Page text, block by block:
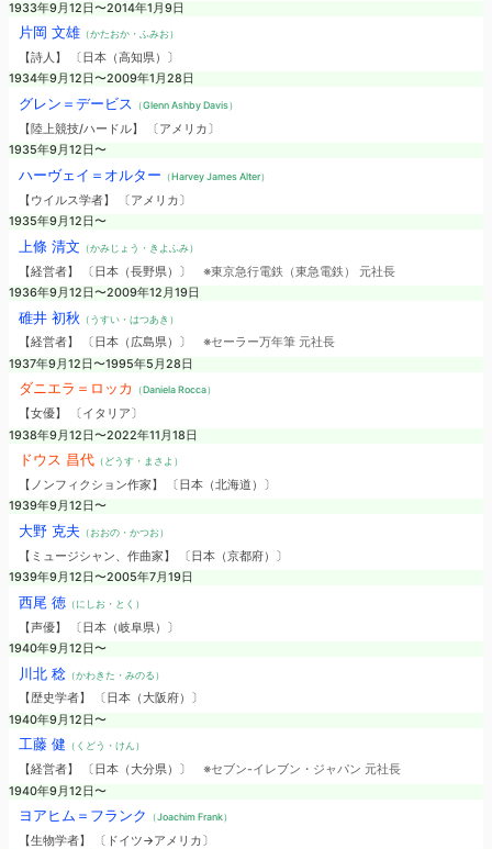
1933年9月12日〜2014年1月9日
片岡 文雄（かたおか・ふみお）
【詩人】 〔日本（高知県）〕
1934年9月12日〜2009年1月28日
グレン＝デービス （Glenn Ashby Davis）
【陸上競技/ハードル】 〔アメリカ〕
1935年9月12日〜
ハーヴェイ＝オルター （Harvey James Alter）
【ウイルス学者】 〔アメリカ〕
1935年9月12日〜
上條 清文 （かみじょう・きよふみ）
【経営者】 〔日本（長野県）〕 ※東京急行電鉄（東急電鉄） 元社長
1936年9月12日〜2009年12月19日
碓井 初秋 （うすい・はつあき）
【経営者】 〔日本（広島県）〕 ※セーラー万年筆 元社長
1937年9月12日〜1995年5月28日
ダニエラ＝ロッカ （Daniela Rocca）
【女優】 〔イタリア〕
1938年9月12日〜2022年11月18日
ドウス 昌代（どうす・まさよ）
【ノンフィクション作家】 〔日本（北海道）〕
1939年9月12日〜
大野 克夫 （おおの・かつお）
【ミュージシャン、作曲家】 〔日本（京都府）〕
1939年9月12日〜2005年7月19日
西尾 徳（にしお・とく）
【声優】 〔日本（岐阜県）〕
1940年9月12日〜
川北 稔（かわきた・みのる）
【歴史学者】 〔日本（大阪府）〕
1940年9月12日〜
工藤 健 （くどう・けん）
【経営者】 〔日本（大分県）〕 ※セブン-イレブン・ジャパン 元社長
1940年9月12日〜
ヨアヒム＝フランク （Joachim Frank）
【生物学者】 〔ドイツ→アメリカ〕